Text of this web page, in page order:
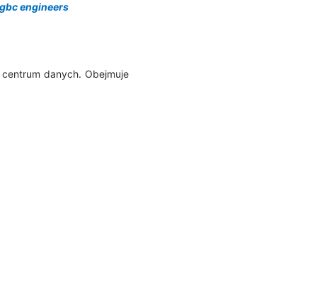
engineers
danych. Obejmuje